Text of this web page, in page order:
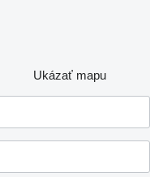
Ukázať mapu